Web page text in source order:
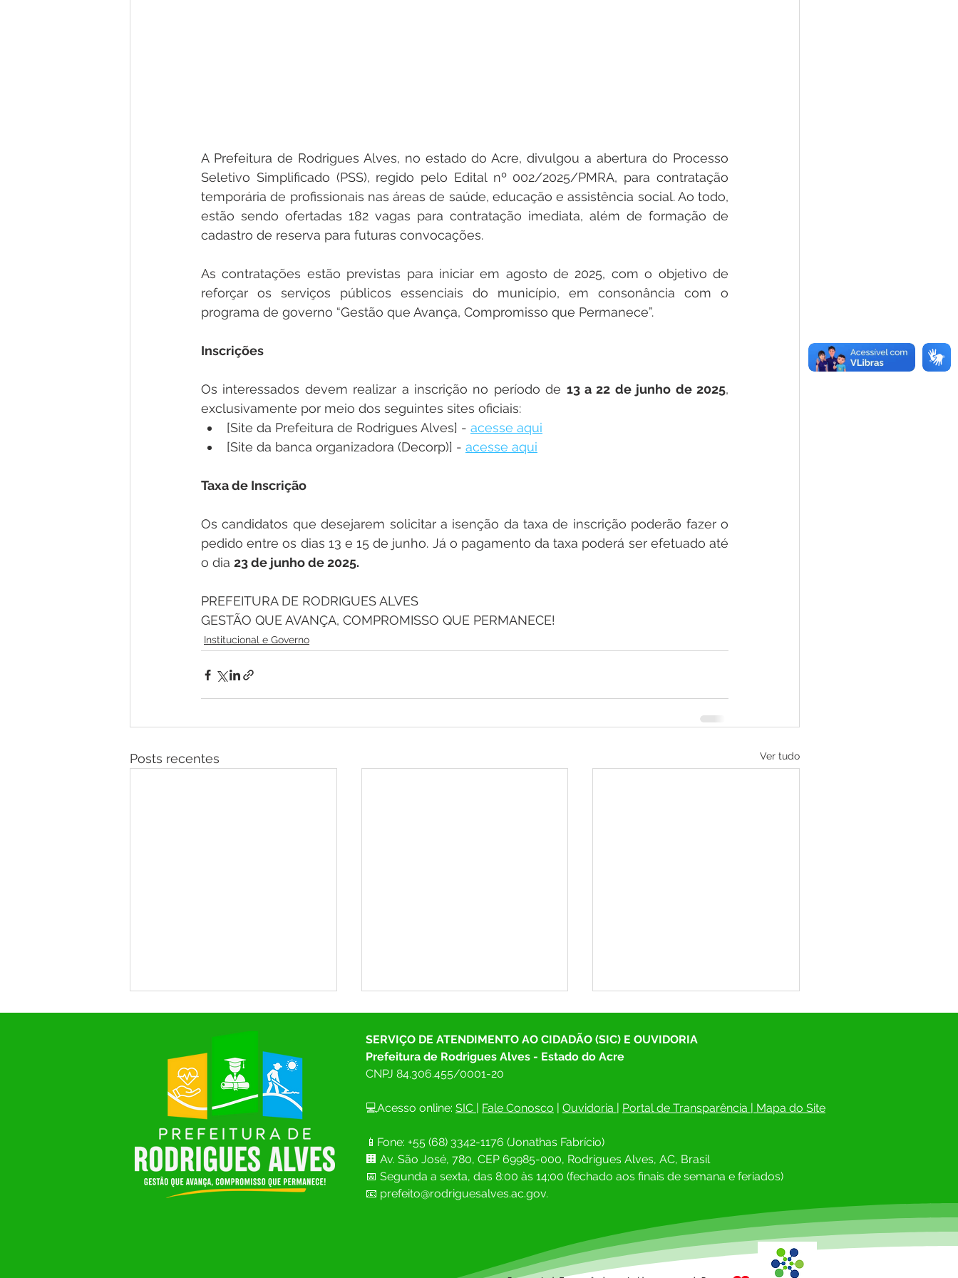
A Prefeitura de Rodrigues Alves, no estado do Acre, divulgou a abertura do Processo
Seletivo Simplificado (PSS), regido pelo Edital nº 002/2025/PMRA, para contratação
temporária de profissionais nas áreas de saúde, educação e assistência social. Ao todo,
estão sendo ofertadas 182 vagas para contratação imediata, além de formação de
cadastro de reserva para futuras convocações.
As contratações estão previstas para iniciar em agosto de 2025, com o objetivo de
reforçar os serviços públicos essenciais do município, em consonância com o
programa de governo “Gestão que Avança, Compromisso que Permanece”.
Inscrições
Os interessados devem realizar a inscrição no período de 13 a 22 de junho de 2025,
exclusivamente por meio dos seguintes sites oficiais:
[Site da Prefeitura de Rodrigues Alves] - acesse aqui
[Site da banca organizadora (Decorp)] - acesse aqui
Taxa de Inscrição
Os candidatos que desejarem solicitar a isenção da taxa de inscrição poderão fazer o
pedido entre os dias 13 e 15 de junho. Já o pagamento da taxa poderá ser efetuado até
o dia 23 de junho de 2025.
PREFEITURA DE RODRIGUES ALVES
GESTÃO QUE AVANÇA, COMPROMISSO QUE PERMANECE!
Institucional e Governo
Posts recentes Ver tudo
Prefeitura de Rodrigues Alves
realiza grande festa em
homenagem ao Dia das Mães
firma parceria com o TJAC para
realização do Projeto Cidadão e
ações sociais
monitoram erosão no Cemitério
Municipal
SERVIÇO DE ATENDIMENTO AO CIDADÃO (SIC) E OUVIDORIA
Prefeitura de Rodrigues Alves - Estado do Acre
CNPJ 84.306.455/0001-20
💻Acesso online: SIC Fale Conosco Ouvidoria Portal de Transparência Mapa do Site
📱Fone: +55 (68) 3342-1176 (Jonathas Fabrício)
🏢 Av. São José, 780, CEP 69985-000, Rodrigues Alves, AC, Brasil
📅 Segunda a sexta, das 8:00 às 14;00 (fechado aos finais de semana e feriados)
📧 prefeito@rodriguesalves.ac.gov.